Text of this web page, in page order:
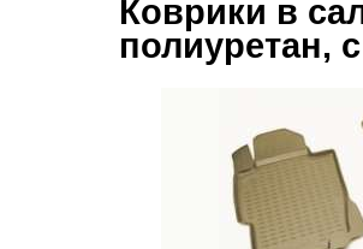
Коврики в
полиуретан,